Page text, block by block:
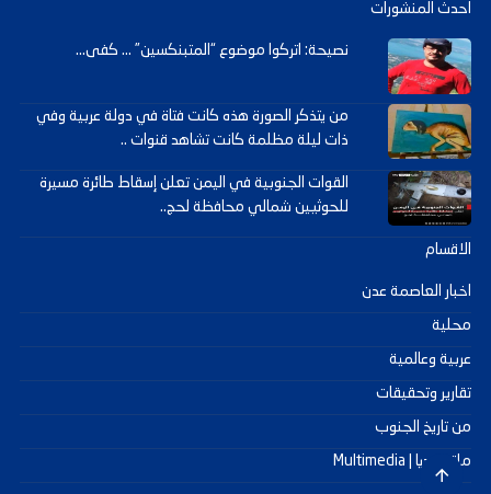
احدث المنشورات
نصيحة: اتركوا موضوع “المتبنكسين” … كفى...
من يتذكر الصورة هذه كانت فتاة في دولة عربية وفي
ذات ليلة مظلمة كانت تشاهد قنوات ..
القوات الجنوبية في اليمن تعلن إسقاط طائرة مسيرة
للحوثيين شمالي محافظة لحج..
الاقسام
اخبار العاصمة عدن
محلية
عربية وعالمية
تقارير وتحقيقات
من تاريخ الجنوب
ملتيميديا | Multimedia